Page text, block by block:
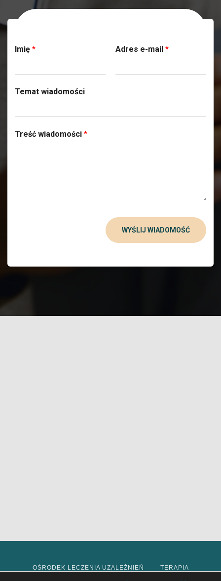
Imię * Adres e-mail *
Temat wiadomości
Treść wiadomości *
WYŚLIJ WIADOMOŚĆ
OŚRODEK LECZENIA UZALEŻNIEŃ TERAPIA